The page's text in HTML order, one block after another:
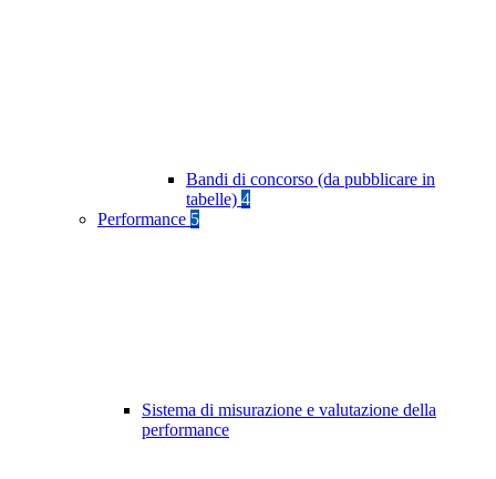
Bandi di concorso (da pubblicare in
tabelle) 4
Performance 5
Sistema di misurazione e valutazione della
performance